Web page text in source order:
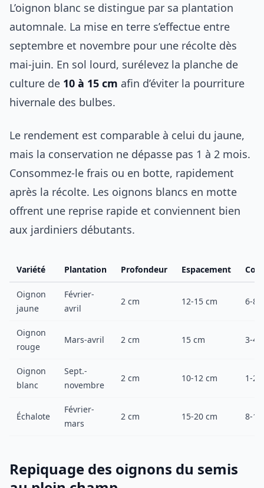
L’oignon blanc se distingue par sa plantation
automnale. La mise en terre s’effectue entre
septembre et novembre pour une récolte dès
mai-juin. En sol lourd, surélevez la planche de
culture de 10 à 15 cm afin d’éviter la pourriture
hivernale des bulbes.
Le rendement est comparable à celui du jaune,
mais la conservation ne dépasse pas 1 à 2 mois.
Consommez-le frais ou en botte, rapidement
après la récolte. Les oignons blancs en motte
offrent une reprise rapide et conviennent bien
aux jardiniers débutants.
Variété Plantation Profondeur Espacement
Oignon
jaune
Février-
avril
2 cm 12-15 cm 6-8
Oignon
rouge
Mars-avril 2 cm 15 cm 3-4
Oignon
blanc
Sept.-
novembre
2 cm 10-12 cm 1-2
Échalote
Février-
mars
2 cm 15-20 cm 8-
Repiquage des oignons du semis